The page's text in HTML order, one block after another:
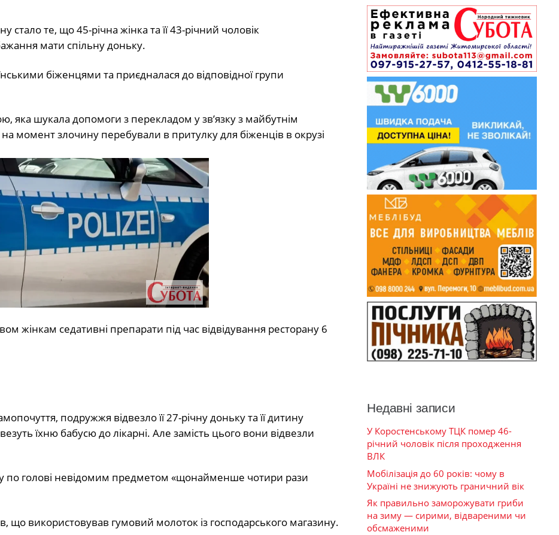
те, що 45-річна жінка та її 43-річний чоловік
мати спільну доньку.
біженцями та приєдналася до відповідної групи
яка шукала допомоги з перекладом у зв’язку з майбутнім
момент злочину перебували в притулку для біженців в окрузі
жінкам седативні препарати під час відвідування ресторану 6
подружжя відвезло її 27-річну доньку та її дитину
їхню бабусю до лікарні. Але замість цього вони відвезли
по голові невідомим предметом «щонайменше чотири рази
що використовував гумовий молоток із господарського магазину.
Недавні записи
У Коростенському ТЦК помер 46-
річний чоловік після проходження
ВЛК
Мобілізація до 60 років: чому в
Україні не знижують граничний вік
Як правильно заморожувати гриби
на зиму — сирими, відвареними чи
обсмаженими